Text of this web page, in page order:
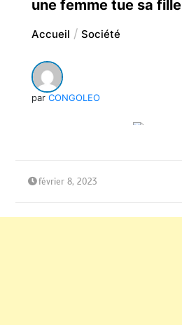
une femme tue sa fille
Accueil Société
par CONGOLEO
février 8, 2023